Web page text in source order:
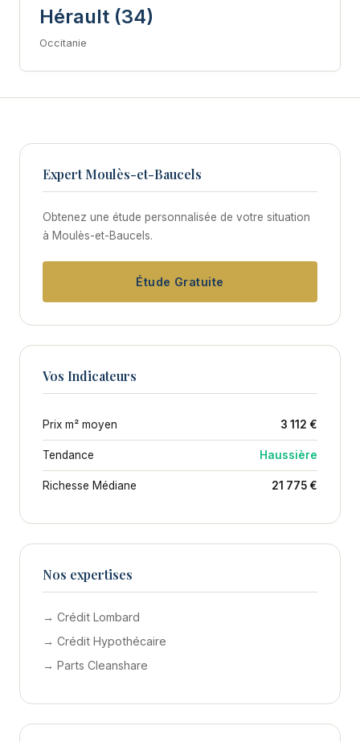
Hérault (34)
Occitanie
Expert Moulès-et-Baucels
Obtenez une étude personnalisée de votre situation
à Moulès-et-Baucels.
Étude Gratuite
Vos Indicateurs
Prix m² moyen 3 112 €
Tendance Haussière
Richesse Médiane 21 775 €
Nos expertises
→ Crédit Lombard
→ Crédit Hypothécaire
→ Parts Cleanshare